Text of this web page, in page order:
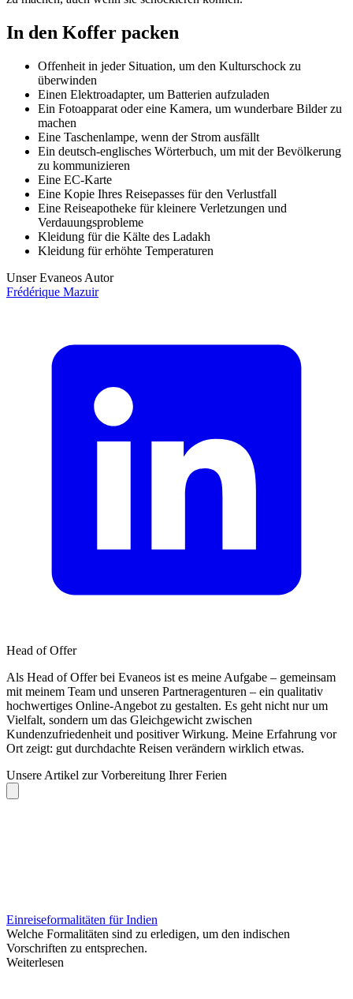
In den Koffer packen
Offenheit in jeder Situation, um den Kulturschock zu
überwinden
Einen Elektroadapter, um Batterien aufzuladen
Ein Fotoapparat oder eine Kamera, um wunderbare Bilder zu
machen
Eine Taschenlampe, wenn der Strom ausfällt
Ein deutsch-englisches Wörterbuch, um mit der Bevölkerung
zu kommunizieren
Eine EC-Karte
Eine Kopie Ihres Reisepasses für den Verlustfall
Eine Reiseapotheke für kleinere Verletzungen und
Verdauungsprobleme
Kleidung für die Kälte des Ladakh
Kleidung für erhöhte Temperaturen
Unser Evaneos Autor
Frédérique Mazuir
Head of Offer
Als Head of Offer bei Evaneos ist es meine Aufgabe – gemeinsam
mit meinem Team und unseren Partneragenturen – ein qualitativ
hochwertiges Online-Angebot zu gestalten. Es geht nicht nur um
Vielfalt, sondern um das Gleichgewicht zwischen
Kundenzufriedenheit und positiver Wirkung. Meine Erfahrung vor
Ort zeigt: gut durchdachte Reisen verändern wirklich etwas.
Unsere Artikel zur Vorbereitung Ihrer Ferien
Einreiseformalitäten für Indien
Welche Formalitäten sind zu erledigen, um den indischen
Vorschriften zu entsprechen.
Weiterlesen